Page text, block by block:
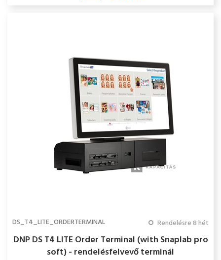
DS_T4_LITE_ORDERTERMINAL Rendelésre 8 hét
DNP DS T4 LITE Order Terminal (with Snaplab pro
soft) - rendelésfelvevő terminál